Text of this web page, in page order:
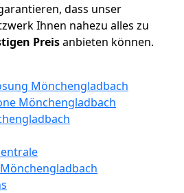
dass unser
Ihnen nahezu alles zu
Preisanbieten können.
Mönchengladbach
Mönchengladbach